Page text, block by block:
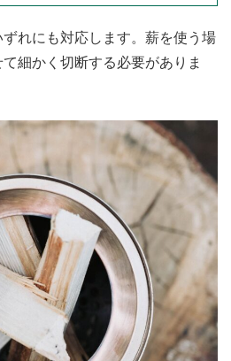
れにも対応します。薪を使う場
細かく切断する必要がありま